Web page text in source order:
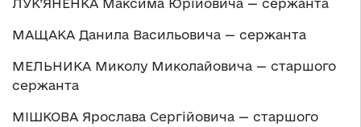
МАЩАКА Данила Васильовича — сержанта
МЕЛЬНИКА Миколу Миколайовича — старшого
сержанта
МІШКОВА Ярослава Сергійовича — старшого